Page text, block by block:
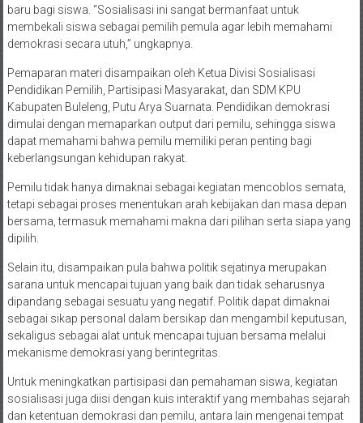
baru bagi siswa. “Sosialisasi ini sangat bermanfaat untuk
membekali siswa sebagai pemilih pemula agar lebih memahami
demokrasi secara utuh,” ungkapnya.
Pemaparan materi disampaikan oleh Ketua Divisi Sosialisasi
Pendidikan Pemilih, Partisipasi Masyarakat, dan SDM KPU
Kabupaten Buleleng, Putu Arya Suarnata. Pendidikan demokrasi
dimulai dengan memaparkan output dari pemilu, sehingga siswa
dapat memahami bahwa pemilu memiliki peran penting bagi
keberlangsungan kehidupan rakyat.
Pemilu tidak hanya dimaknai sebagai kegiatan mencoblos semata,
tetapi sebagai proses menentukan arah kebijakan dan masa depan
bersama, termasuk memahami makna dari pilihan serta siapa yang
dipilih.
Selain itu, disampaikan pula bahwa politik sejatinya merupakan
sarana untuk mencapai tujuan yang baik dan tidak seharusnya
dipandang sebagai sesuatu yang negatif. Politik dapat dimaknai
sebagai sikap personal dalam bersikap dan mengambil keputusan,
sekaligus sebagai alat untuk mencapai tujuan bersama melalui
mekanisme demokrasi yang berintegritas.
Untuk meningkatkan partisipasi dan pemahaman siswa, kegiatan
sosialisasi juga diisi dengan kuis interaktif yang membahas sejarah
dan ketentuan demokrasi dan pemilu, antara lain mengenai tempat